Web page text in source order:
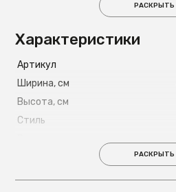
выдержать нагрузку до 120 кг.
РАСКРЫТЬ
Характеристики
Артикул
Ширина, см
Высота, см
Стиль
Максимально допустимаяРАСКРЫТЬ